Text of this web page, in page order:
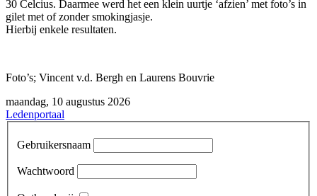
30 Celcius. Daarmee werd het een klein uurtje ‘afzien’ met foto’s in
gilet met of zonder smokingjasje.
Hierbij enkele resultaten.
Foto’s; Vincent v.d. Bergh en Laurens Bouvrie
maandag, 10 augustus 2026
Ledenportaal
Gebruikersnaam
Wachtwoord